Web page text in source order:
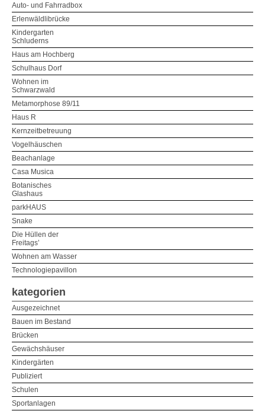
Auto- und Fahrradbox
Erlenwäldlibrücke
Kindergarten
Schluderns
Haus am Hochberg
Schulhaus Dorf
Wohnen im
Schwarzwald
Metamorphose 89/11
Haus R
Kernzeitbetreuung
Vogelhäuschen
Beachanlage
Casa Musica
Botanisches
Glashaus
parkHAUS
Snake
Die Hüllen der
Freitags’
Wohnen am Wasser
Technologiepavillon
kategorien
Ausgezeichnet
Bauen im Bestand
Brücken
Gewächshäuser
Kindergärten
Publiziert
Schulen
Sportanlagen